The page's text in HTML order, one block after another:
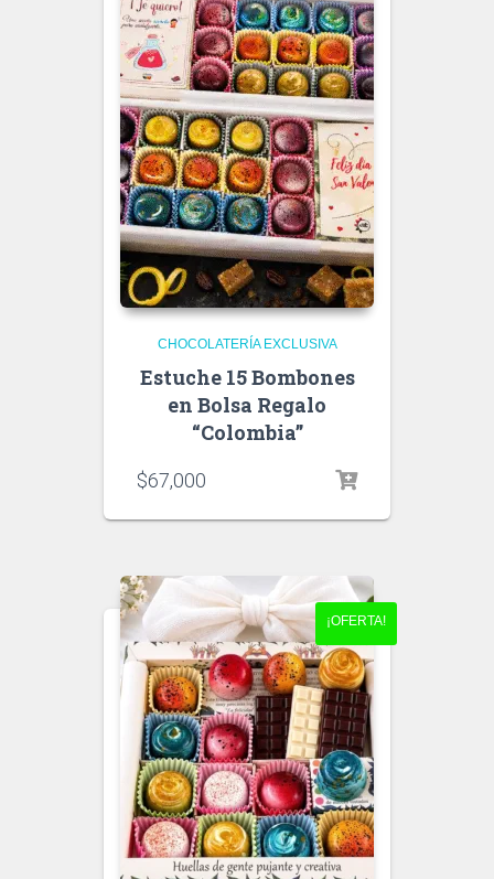
CHOCOLATERÍA EXCLUSIVA
Estuche 15 Bombones
en Bolsa Regalo
“Colombia”
$67,000
¡OFERTA!